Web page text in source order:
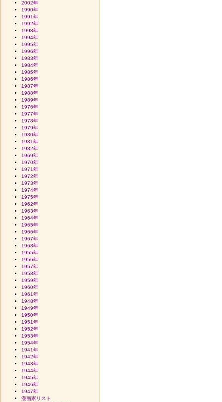
2002年
1990年
1991年
1992年
1993年
1994年
1995年
1996年
1983年
1984年
1985年
1986年
1987年
1988年
1989年
1976年
1977年
1978年
1979年
1980年
1981年
1982年
1969年
1970年
1971年
1972年
1973年
1974年
1975年
1962年
1963年
1964年
1965年
1966年
1967年
1968年
1955年
1956年
1957年
1958年
1959年
1960年
1961年
1948年
1949年
1950年
1951年
1952年
1953年
1954年
1941年
1942年
1943年
1944年
1945年
1946年
1947年
漫画家リスト